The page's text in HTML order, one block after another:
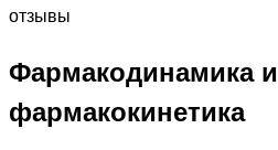
Фармакодинамика и
фармакокинетика